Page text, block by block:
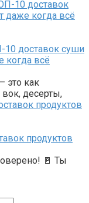
10 доставок суши
когда всё
это как
десерты,
продуктов
🚪 Ты